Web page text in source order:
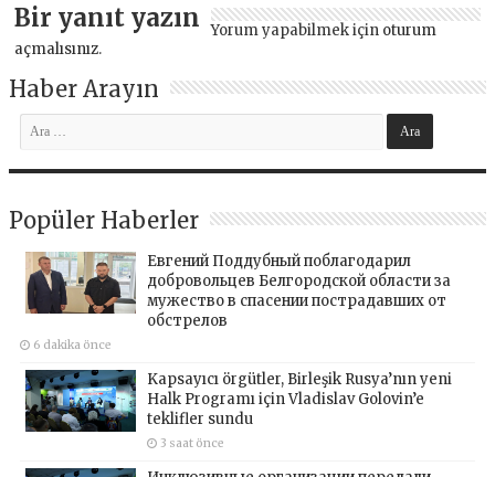
Bir yanıt yazın Yorum yapabilmek için oturum
açmalısınız.
Haber Arayın
Popüler Haberler
Евгений Поддубный поблагодарил
добровольцев Белгородской области за
мужество в спасении пострадавших от
обстрелов
6 dakika önce
Kapsayıcı örgütler, Birleşik Rusya’nın yeni
Halk Programı için Vladislav Golovin’e
teklifler sundu
3 saat önce